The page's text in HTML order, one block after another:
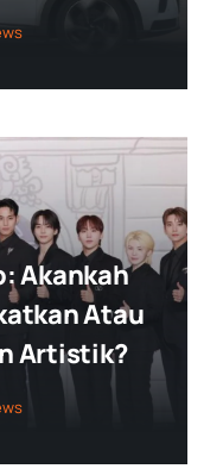
Akankah
Atau
Artistik?